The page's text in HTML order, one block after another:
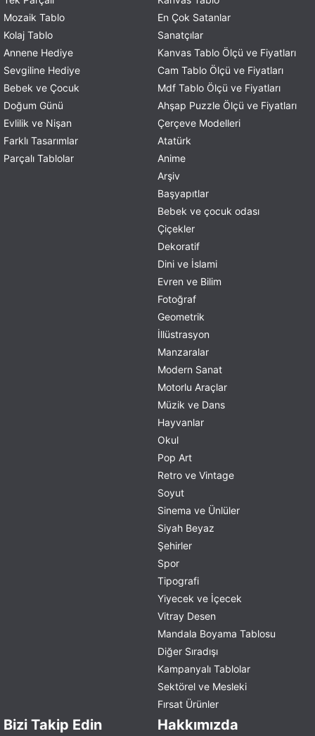
Mozaik Tablo
Kolaj Tablo
Annene Hediye
Sevgiline Hediye
Bebek ve Çocuk
Doğum Günü
Evlilik ve Nişan
Farklı Tasarımlar
Parçalı Tablolar
En Çok Satanlar
Sanatçılar
Kanvas Tablo Ölçü ve Fiyatları
Cam Tablo Ölçü ve Fiyatları
Mdf Tablo Ölçü ve Fiyatları
Ahşap Puzzle Ölçü ve Fiyatları
Çerçeve Modelleri
Atatürk
Anime
Arşiv
Başyapıtlar
Bebek ve çocuk odası
Çiçekler
Dekoratif
Dini ve İslami
Evren ve Bilim
Fotoğraf
Geometrik
İllüstrasyon
Manzaralar
Modern Sanat
Motorlu Araçlar
Müzik ve Dans
Hayvanlar
Okul
Pop Art
Retro ve Vintage
Soyut
Sinema ve Ünlüler
Siyah Beyaz
Şehirler
Spor
Tipografi
Yiyecek ve İçecek
Vitray Desen
Mandala Boyama Tablosu
Diğer Sıradışı
Kampanyalı Tablolar
Sektörel ve Mesleki
Fırsat Ürünler
Bizi Takip Edin Hakkımızda